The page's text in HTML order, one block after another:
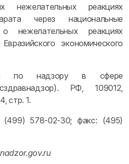
нежелательных реакциях
через национальные
нежелательных реакциях
экономического
по надзору в сфере
РФ, 109012,
стр. 1.
578-02-30; факс: (495)